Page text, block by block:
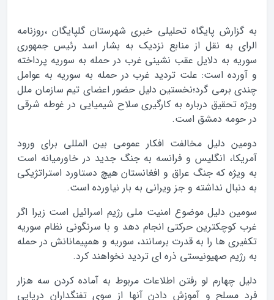
به گزارش پایگاه تحلیلی خبری شهرستان گلپایگان ،روزنامه
الرای به نقل از منابع نزدیک به بشار اسد رئیس جمهوری
سوریه به دلایل عقب نشینی غرب در حمله به سوریه پرداخته
و آورده است: علت تردید غرب در حمله به سوریه به عوامل
چندی برمی گرد؛نخستین دلیل حضور اعضای تیم سازمان ملل
ویژه تحقیق درباره به کارگیری سلاح شیمیایی در غوطه شرقی
در حومه دمشق است.
دومین دلیل مخالفت افکار عمومی بین المللی برای ورود
آمریکا، انگلیس و فرانسه به جنگ جدید در خاورمیانه است
به ویژه که جنگ عراق و افغانستان هیچ دستاورد استراتژیکی
به دنبال نداشته و جز ویرانی به بار نیاورده است.
سومین دلیل موضوع امنیت ملی رژیم اسرائیل است زیرا اگر
غرب کوچکترین حرکتی انجام دهد و با سرنگونی نظام سوریه
تکفیری ها را به قدرت برسانند، سوریه و همپیمانانش در حمله
به رژیم صهیونیستی ذره ای تردید نخواهند کرد.
دلیل چهارم لو رفتن اطلاعات مربوط به آماده کردن سه هزار
فرد مسلح و آموزش دادن آنها از سوی تفنگداران دریایی